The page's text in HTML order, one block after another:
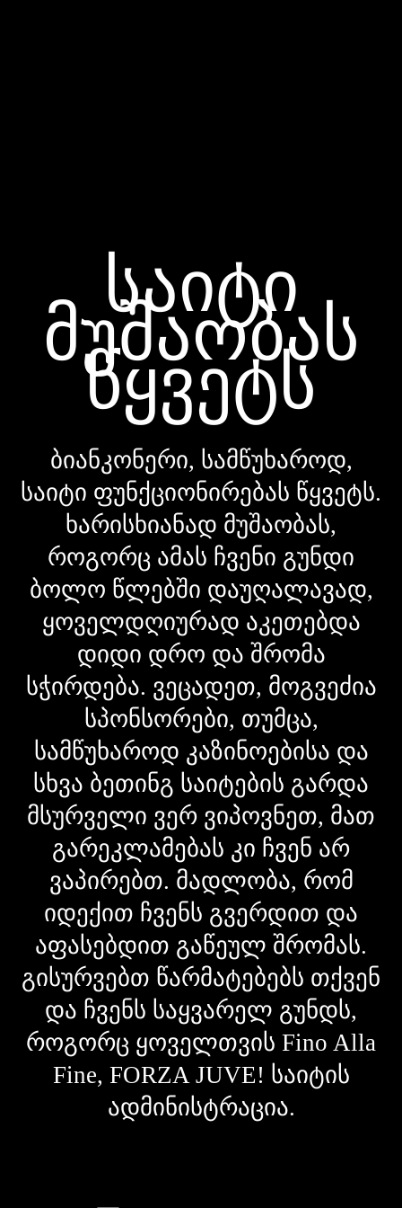
საიტი
მუშაობას
წყვეტს
ბიანკონერი, სამწუხაროდ,
საიტი ფუნქციონირებას წყვეტს.
ხარისხიანად მუშაობას,
როგორც ამას ჩვენი გუნდი
ბოლო წლებში დაუღალავად,
ყოველდღიურად აკეთებდა
დიდი დრო და შრომა
სჭირდება. ვეცადეთ, მოგვეძია
სპონსორები, თუმცა,
სამწუხაროდ კაზინოებისა და
სხვა ბეთინგ საიტების გარდა
მსურველი ვერ ვიპოვნეთ, მათ
გარეკლამებას კი ჩვენ არ
ვაპირებთ. მადლობა, რომ
იდექით ჩვენს გვერდით და
აფასებდით გაწეულ შრომას.
გისურვებთ წარმატებებს თქვენ
და ჩვენს საყვარელ გუნდს,
როგორც ყოველთვის Fino Alla
Fine, FORZA JUVE! საიტის
ადმინისტრაცია.